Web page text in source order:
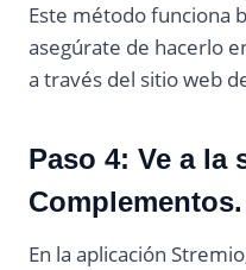
Este método funciona
asegúrate de hacerlo
a través del sitio web
Paso 4: Ve a la
Complementos.
En la aplicación